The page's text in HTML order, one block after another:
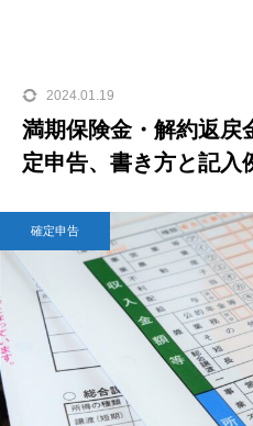
2024.01.19
満期保険金・解約返戻
定申告、書き方と記入
確定申告